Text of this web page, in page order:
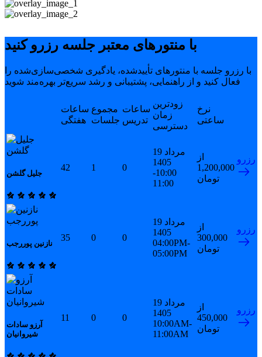
با منتورهای معتبر جلسه رزرو کنید
با رزرو جلسه با منتورهای تأییدشده، یادگیری شخصی‌سازی‌شده را
فعال کنید و از راهنمایی، پشتیبانی و رشد سریع‌تر بهره‌مند شوید
ساعات
هفتگی
مجموع
جلسات
ساعات
تدریس
زودترین
زمان
دسترسی
نرخ
ساعتی
جلیل گلشن
42 1 0
19 مرداد
1405
10:00-
11:00
از
1,200,000
تومان
رزرو
نازنین پوررجب
35 0 0
19 مرداد
1405
04:00PM-
05:00PM
از
300,000
تومان
رزرو
آرزو سادات
شیروانیان
11 0 0
19 مرداد
1405
10:00AM-
11:00AM
از
450,000
تومان
رزرو